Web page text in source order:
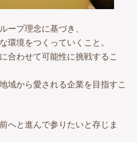
ープ理念に基づき、
環境をつくっていくこと。
合わせて可能性に挑戦するこ
域から愛される企業を目指すこ
へと進んで参りたいと存じま